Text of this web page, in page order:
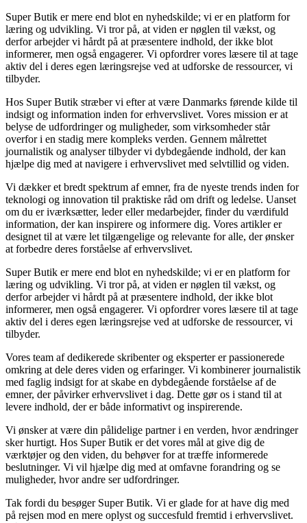
Super Butik er mere end blot en nyhedskilde; vi er en platform for
læring og udvikling. Vi tror på, at viden er nøglen til vækst, og
derfor arbejder vi hårdt på at præsentere indhold, der ikke blot
informerer, men også engagerer. Vi opfordrer vores læsere til at tage
aktiv del i deres egen læringsrejse ved at udforske de ressourcer, vi
tilbyder.
Hos Super Butik stræber vi efter at være Danmarks førende kilde til
indsigt og information inden for erhvervslivet. Vores mission er at
belyse de udfordringer og muligheder, som virksomheder står
overfor i en stadig mere kompleks verden. Gennem målrettet
journalistik og analyser tilbyder vi dybdegående indhold, der kan
hjælpe dig med at navigere i erhvervslivet med selvtillid og viden.
Vi dækker et bredt spektrum af emner, fra de nyeste trends inden for
teknologi og innovation til praktiske råd om drift og ledelse. Uanset
om du er iværksætter, leder eller medarbejder, finder du værdifuld
information, der kan inspirere og informere dig. Vores artikler er
designet til at være let tilgængelige og relevante for alle, der ønsker
at forbedre deres forståelse af erhvervslivet.
Super Butik er mere end blot en nyhedskilde; vi er en platform for
læring og udvikling. Vi tror på, at viden er nøglen til vækst, og
derfor arbejder vi hårdt på at præsentere indhold, der ikke blot
informerer, men også engagerer. Vi opfordrer vores læsere til at tage
aktiv del i deres egen læringsrejse ved at udforske de ressourcer, vi
tilbyder.
Vores team af dedikerede skribenter og eksperter er passionerede
omkring at dele deres viden og erfaringer. Vi kombinerer journalistik
med faglig indsigt for at skabe en dybdegående forståelse af de
emner, der påvirker erhvervslivet i dag. Dette gør os i stand til at
levere indhold, der er både informativt og inspirerende.
Vi ønsker at være din pålidelige partner i en verden, hvor ændringer
sker hurtigt. Hos Super Butik er det vores mål at give dig de
værktøjer og den viden, du behøver for at træffe informerede
beslutninger. Vi vil hjælpe dig med at omfavne forandring og se
muligheder, hvor andre ser udfordringer.
Tak fordi du besøger Super Butik. Vi er glade for at have dig med
på rejsen mod en mere oplyst og succesfuld fremtid i erhvervslivet.